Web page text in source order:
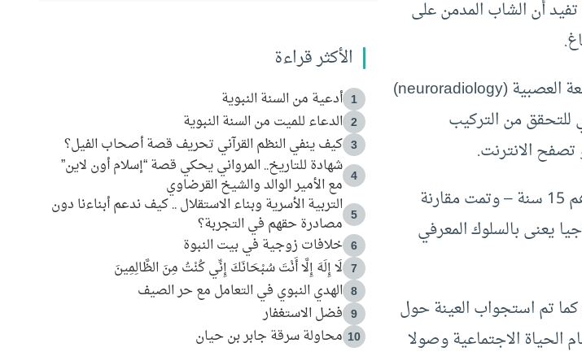
الشمالية عام 2017 قدمت دراسة تفيد أن الشاب المدمن على
و قام فريق بحثي من جامعة سول بكوريا الجنوبية وبقيادة أستاذ علم الأشعة العصبية (neuroradiology)
للتحقق من التركيب
تصفح الانترنت.
تكونت عينة الدراسة من 19 شخصا – ( 9 أولاد و 10 بنات ) متوسط أعمارهم 15 سنة – وتمت مقارنة
وتلقى 12 منهم برنامجا علاجيا يعنى بالسلوك المعرفي
تم استجواب العينة حول
الحياة الاجتماعية وصولا
الأكثر قراءة
1 أدعية من السنة النبوية
2 الدعاء للميت من السنة النبوية
3 كيف ينفي النظم القرآني تحريف قصة أصحاب الفيل؟
4
شهادة للتاريخ.. المرواني يحكي قصة “إسلام أون لاين”
مع الأمير الوالد والشيخ القرضاوي
5
التربية الأسرية وبناء الاستقلال .. كيف ندعم أبناءنا دون
مصادرة حقهم في التجربة؟
6 خلافات زوجية في بيت النبوة
7 لَا إِلَهَ إِلَّا أَنْتَ سُبْحَانَكَ إِنِّي كُنْتُ مِنَ الظَّالِمِينَ
8 الهدي النبوي في التعامل مع حر الصيف
9 فضل الاستغفار
10 محاولة سرقة جابر بن حيان